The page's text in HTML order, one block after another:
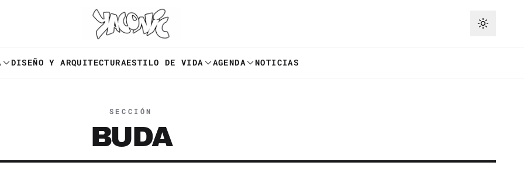
DISEÑO Y ARQUITECTURAESTILO DE VIDA AGENDA NOTICIAS
SECCIÓN
BUDA